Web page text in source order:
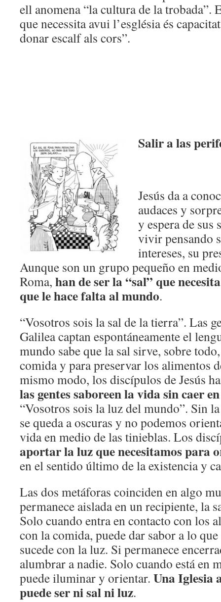
ell anomena “la cultura de la trobada”.
que necessita avui l’església és
donar escalf als cors”.
Salir a las
Jesús da a
audaces y
y espera de sus
vivir pensando
intereses, su
Aunque son un grupo pequeño en
Roma, han de ser la “sal” que
que le hace falta al mundo.
“Vosotros sois la sal de la tierra”. Las
Galilea captan espontáneamente el
mundo sabe que la sal sirve, sobre
comida y para preservar los alimentos
mismo modo, los discípulos de Jesús
las gentes saboreen la vida sin caer
“Vosotros sois la luz del mundo”. Sin
se queda a oscuras y no podemos
vida en medio de las tinieblas. Los
aportar la luz que necesitamos para
en el sentido último de la existencia y
Las dos metáforas coinciden en algo
permanece aislada en un recipiente, la
Solo cuando entra en contacto con los
con la comida, puede dar sabor a lo
sucede con la luz. Si permanece
alumbrar a nadie. Solo cuando está en
puede iluminar y orientar. Una Iglesia
puede ser ni sal ni luz.